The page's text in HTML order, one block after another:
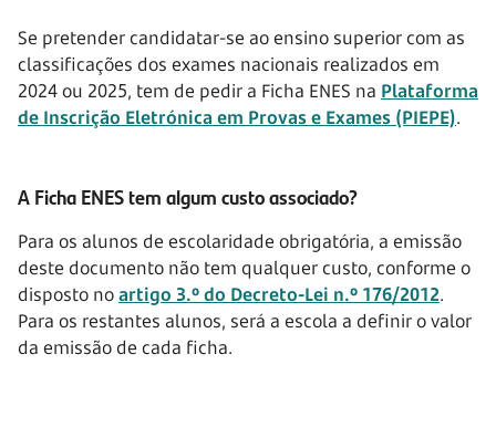
Se pretender candidatar-se ao ensino superior com as
classificações dos exames nacionais realizados em
2024 ou 2025, tem de pedir a Ficha ENES na Plataforma
de Inscrição Eletrónica em Provas e Exames (PIEPE).
A Ficha ENES tem algum custo associado?
Para os alunos de escolaridade obrigatória, a emissão
deste documento não tem qualquer custo, conforme o
disposto noartigo 3.º do Decreto-Lei n.º 176/2012.
Para os restantes alunos, será a escola a definir o valor
da emissão de cada ficha.